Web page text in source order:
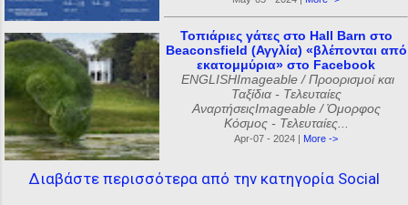
Τοπιάριες γάτες στο Hall Barn στο
Beaconsfield (Αγγλία) «βλέπονται από
εκατομμύρια» στο Facebook
ENGLISHImageable / Προορισμοί και
Ταξίδια - Τελευταίες
ΑναρτήσειςImageable / Όμορφος
Κόσμος - Τελευταίες...
Apr-07 - 2024 | More ->
Διαβάστε περισσότερα από την κατηγορία Social